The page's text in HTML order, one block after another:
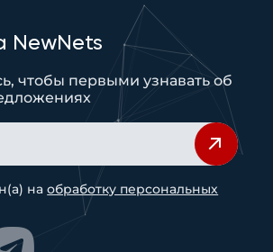
NewNets
чтобы первыми узнавать об
наобработку персональных